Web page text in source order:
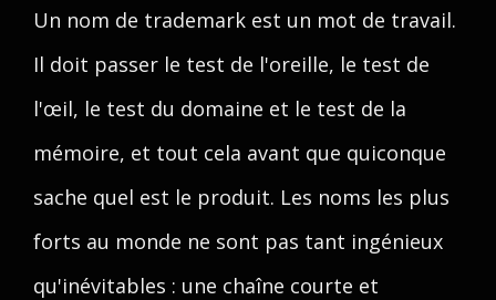
Un nom de trademark est un mot de travail.
Il doit passer le test de l'oreille, le test de
l'œil, le test du domaine et le test de la
mémoire, et tout cela avant que quiconque
sache quel est le produit. Les noms les plus
forts au monde ne sont pas tant ingénieux
qu'inévitables : une chaîne courte et